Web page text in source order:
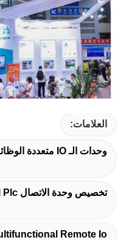
العلامات:
وحدات الـ IO متعددة الوظائف,وحدة مدخلات ومخرجات متعددة الوظائف,جهاز تحكم متعدد الوظائف
تخصيص وحدة الاتصال Plc,16DI Plc مدخل مخرج وحدة,وحدة الاتصال 16DI Plc
Remote Io